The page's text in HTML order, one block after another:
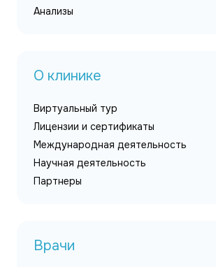
Анализы
О клинике
Виртуальный тур
Лицензии и сертификаты
Международная деятельность
Научная деятельность
Партнеры
Врачи